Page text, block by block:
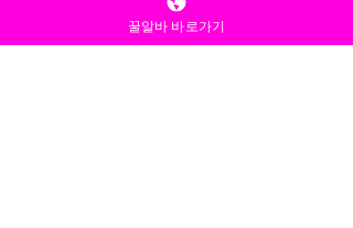
꿀알바 바로가기